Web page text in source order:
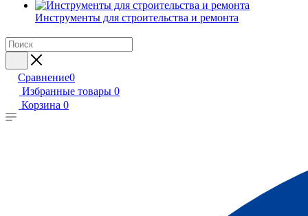
Инструменты для строительства и ремонта
Сравнение0
Избранные товары 0
Корзина 0